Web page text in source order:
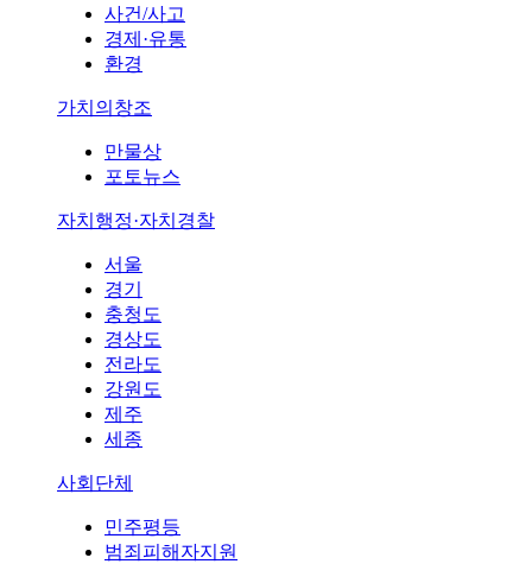
사건/사고
경제·유통
환경
가치의창조
만물상
포토뉴스
자치행정·자치경찰
서울
경기
충청도
경상도
전라도
강원도
제주
세종
사회단체
민주평등
범죄피해자지원